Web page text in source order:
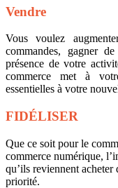
Vendre
Vous voulez
commandes, gagner
présence de votre
commerce met à
essentielles à votre
FIDÉLISER
Que ce soit pour le
commerce numérique,
qu’ils reviennent
priorité.